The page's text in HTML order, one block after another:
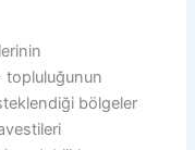
topluluğunun
bölgeler